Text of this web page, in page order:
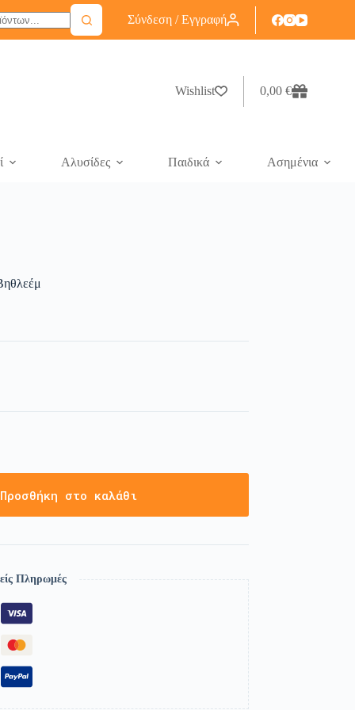
Σύνδεση / Εγγραφή
Wishlist 0,00 €
Αλυσίδες Παιδικά Ασημένια
Προσθήκη στο καλάθι
Πληρωμές